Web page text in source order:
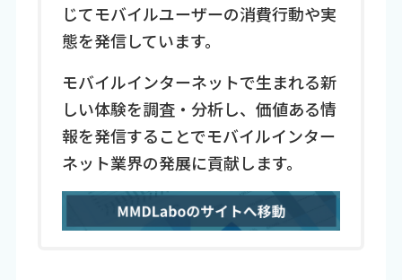
じてモバイルユーザーの消費行動や実
態を発信しています。
モバイルインターネットで生まれる新
しい体験を調査・分析し、価値ある情
報を発信することでモバイルインター
ネット業界の発展に貢献します。